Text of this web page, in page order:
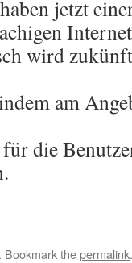
jetzt
wird
am
die
. Bookmark thepermalink.